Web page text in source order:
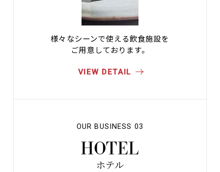
様々なシーンで使える飲食施設を
ご用意しております。
VIEW DETAIL
OUR BUSINESS 03
HOTEL
ホテル